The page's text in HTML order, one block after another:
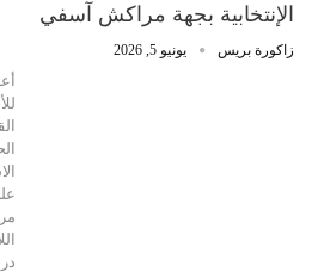
الإنتخابية بجهة مراكش آسفي
زاكورة بريس يونيو 5, 2026